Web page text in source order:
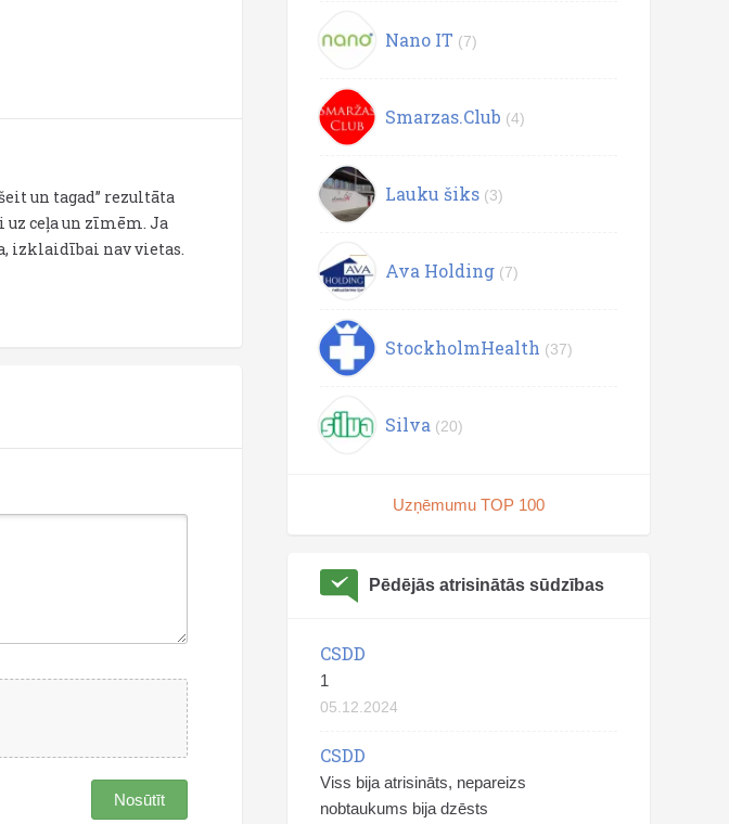
un tagad’’ rezultāta
ceļa un zīmēm. Ja
izklaidībai nav vietas.
Nosūtīt
Nano IT (7)
Smarzas.Club (4)
Lauku šiks (3)
Ava Holding (7)
StockholmHealth (37)
Silva (20)
Uzņēmumu TOP 100
Pēdējās atrisinātās sūdzības
CSDD
1
05.12.2024
CSDD
Viss bija atrisināts, nepareizs
nobtaukums bija dzēsts